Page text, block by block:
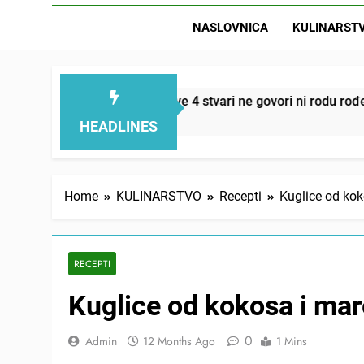
NASLOVNICA
HEADLINES
– ove 4 stvari ne govori ni rodu rođenom
Home KULINARSTVO Recepti Kuglice od
RECEPTI
Kuglice od kokosa i
Admin 12 Months Ago 0 1 Mins